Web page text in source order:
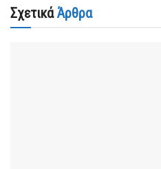
ΣχετικάΆρθρα